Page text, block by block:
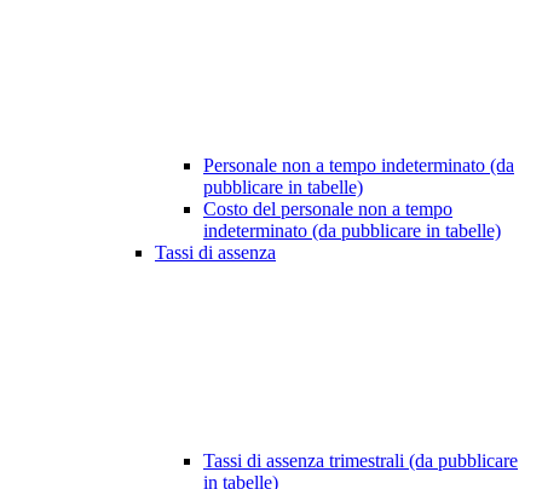
Personale non a tempo indeterminato (da
pubblicare in tabelle)
Costo del personale non a tempo
indeterminato (da pubblicare in tabelle)
Tassi di assenza
Tassi di assenza trimestrali (da pubblicare
in tabelle)